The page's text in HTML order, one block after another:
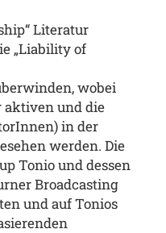
Literatur
„Liability of
wobei
aktiven und die
in der
werden. Die
Tonio und dessen
Broadcasting
und auf Tonios